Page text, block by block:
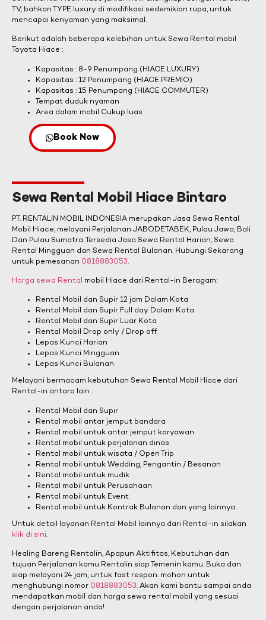
TV, bahkan TYPE luxury di modifikasi sedemikian rupa, untuk
mencapai kenyaman yang maksimal.
Berikut adalah beberapa kelebihan untuk Sewa Rental mobil
Toyota Hiace :
Kapasitas : 8-9 Penumpang (HIACE LUXURY)
Kapasitas : 12 Penumpang (HIACE PREMIO)
Kapasitas : 15 Penumpang (HIACE COMMUTER)
Tempat duduk nyaman
Area dalam mobil Cukup luas
Book Now
Sewa Rental Mobil Hiace Bintaro
PT. RENTALIN MOBIL INDONESIA merupakan Jasa Sewa Rental
Mobil Hiace, melayani Perjalanan JABODETABEK, Pulau Jawa, Bali
Dan Pulau Sumatra. Tersedia Jasa Sewa Rental Harian, Sewa
Rental Mingguan dan Sewa Rental Bulanan. Hubungi Sekarang
untuk pemesanan 0818883053.
Harga sewa Rental mobil Hiace dari Rental-in Beragam:
Rental Mobil dan Supir 12 jam Dalam Kota
Rental Mobil dan Supir Full day Dalam Kota
Rental Mobil dan Supir Luar Kota
Rental Mobil Drop only / Drop off
Lepas Kunci Harian
Lepas Kunci Mingguan
Lepas Kunci Bulanan
Melayani bermacam kebutuhan Sewa Rental Mobil Hiace dari
Rental-in antara lain :
Rental Mobil dan Supir
Rental mobil antar jemput bandara
Rental mobil untuk antar jemput karyawan
Rental mobil untuk perjalanan dinas
Rental mobil untuk wisata / Open Trip
Rental mobil untuk Wedding, Pengantin / Besanan
Rental mobil untuk mudik
Rental mobil untuk Perusahaan
Rental mobil untuk Event
Rental mobil untuk Kontrak Bulanan dan yang lainnya.
Untuk detail layanan Rental Mobil lainnya dari Rental-in silakan
klik di sini.
Healing Bareng Rentalin, Apapun Aktifitas, Kebutuhan dan
tujuan Perjalanan kamu Rentalin siap Temenin kamu. Buka dan
siap melayani 24 jam, untuk fast respon. mohon untuk
menghubungi nomor 0818883053. Akan kami bantu sampai anda
mendapatkan mobil dan harga sewa rental mobil yang sesuai
dengan perjalanan anda!